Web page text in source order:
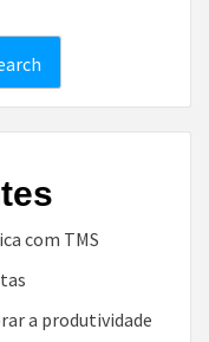
com TMS
a produtividade